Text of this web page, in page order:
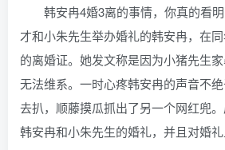
韩安冉4婚3离的事情，你真的看
才和小朱先生举办婚礼的韩安冉，在
的离婚证。她发文称是因为小猪先生
无法维系。一时心疼韩安冉的声音不
去扒，顺藤摸瓜抓出了另一个网红兜
韩安冉和小朱先生的婚礼，并且对婚礼